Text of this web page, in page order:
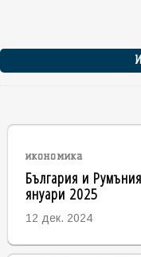
икономика
България и
януари 2025
12 дек. 2024